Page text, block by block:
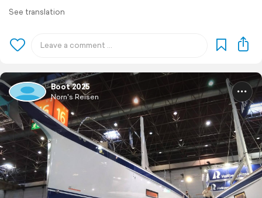
See translation
Boot 2025
Norn's Reisen